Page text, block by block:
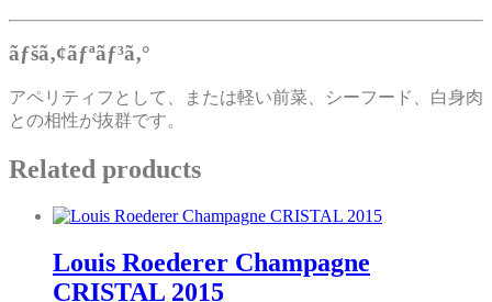
ãƒšã‚¢ãƒªãƒ³ã‚°
アペリティフとして、または軽い前菜、シーフード、白身肉
との相性が抜群です。
Related products
Louis Roederer Champagne
CRISTAL 2015